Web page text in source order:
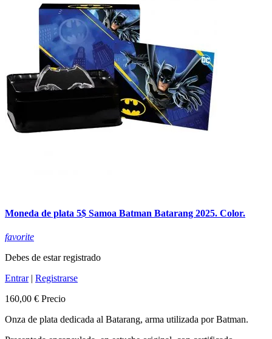
Moneda de plata 5$ Samoa Batman Batarang 2025. Color.
favorite
Debes de estar registrado
Entrar| Registrarse
160,00 € Precio
Onza de plata dedicada al Batarang, arma utilizada por Batman.